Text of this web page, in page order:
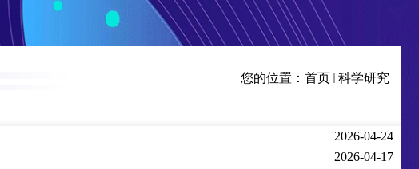
您的位置： 首页 科学研究
2026-04-24
2026-04-17